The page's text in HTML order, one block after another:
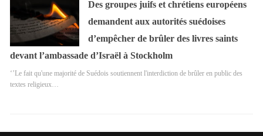
Des groupes juifs et chrétiens européens
demandent aux autorités suédoises
d’empêcher de brûler des livres saints
devant l’ambassade d’Israël à Stockholm
‘’Le fait qu'une majorité de Suédois soutiennent l'interdiction de brûler en public des
textes religieux…